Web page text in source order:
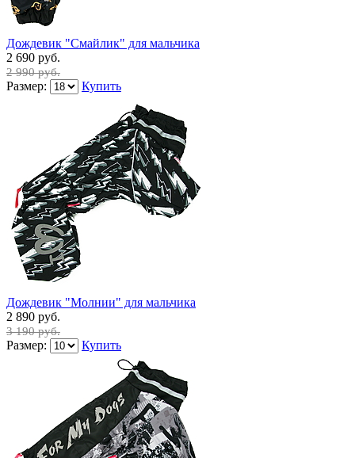
Дождевик "Смайлик" для мальчика
2 690 руб.
2 990 руб.
Размер: Купить
Дождевик "Молнии" для мальчика
2 890 руб.
3 190 руб.
Размер: Купить